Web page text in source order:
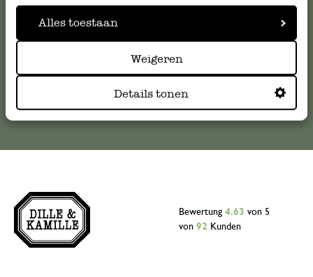
Alles toestaan
Weigeren
Details tonen
Online-Kundenservice
Bewertung 4.63 von 5
von 92 Kunden